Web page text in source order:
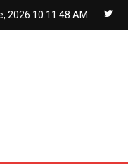
2026 10:11:49 AM